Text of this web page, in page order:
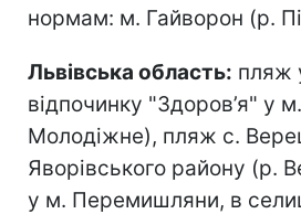
нормам: м. Гайворон (р.
Львівська область: пляж
відпочинку "Здоров’я" у
Молодіжне), пляж с.
Яворівського району (р.
у м. Перемишляни, в